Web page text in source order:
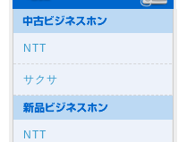
NTT
サクサ
NTT